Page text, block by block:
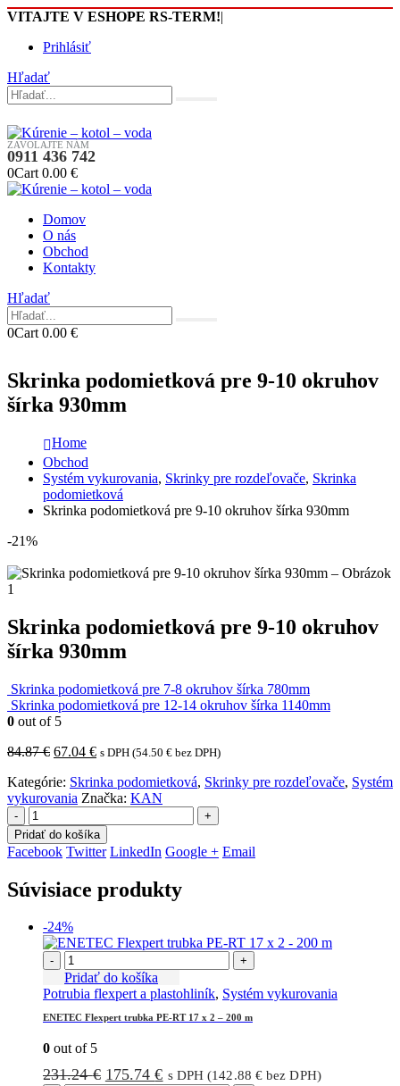
VITAJTE V ESHOPE RS-TERM!|
Prihlásiť
Hľadať
ZAVOLAJTE NÁM
0911 436 742
0Cart 0.00 €
Domov
O nás
Obchod
Kontakty
Hľadať
0Cart 0.00 €
Skrinka podomietková pre 9-10 okruhov
šírka 930mm
Home
Obchod
Systém vykurovania, Skrinky pre rozdeľovače, Skrinka
podomietková
Skrinka podomietková pre 9-10 okruhov šírka 930mm
-21%
Skrinka podomietková pre 9-10 okruhov
šírka 930mm
Skrinka podomietková pre 7-8 okruhov šírka 780mm
Skrinka podomietková pre 12-14 okruhov šírka 1140mm
0 out of 5
84.87€ Pôvodná
bola:
84.87 €.
67.04 €Aktuálna
je:
67.04 €.
s DPH (54.50 € bez DPH)
Kategórie: Skrinka podomietková, Skrinky pre rozdeľovače, Systém
vykurovania Značka: KAN
-
+
Pridať do košíka
Facebook Twitter LinkedIn Google + Email
Súvisiace produkty
-24%
- +
Pridať do košíka
Potrubia flexpert a plastohliník, Systém vykurovania
ENETEC Flexpert trubka PE-RT 17 x 2 – 200 m
0 out of 5
231.24€ Pôvodná
175.74€Aktuálna
s DPH (142.88 € bez DPH)